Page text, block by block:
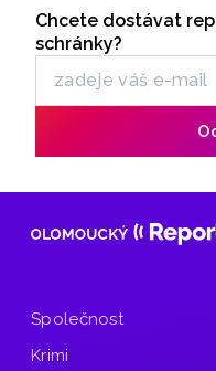
pražská skupina
Odběr
Chcete dostávat
schránky?
Společnost
Krimi